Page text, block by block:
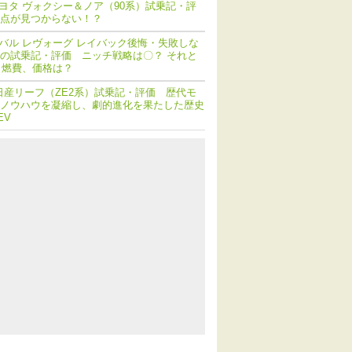
タ ヴォクシー＆ノア（90系）試乗記・評
が見つからない！？
ル レヴォーグ レイバック後悔・失敗しな
試乗記・評価 ニッチ戦略は〇？ それと
費、価格は？
産リーフ（ZE2系）試乗記・評価 歴代モ
ウハウを凝縮し、劇的進化を果たした歴史